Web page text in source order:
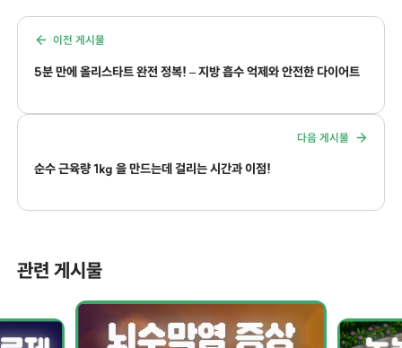
이전 게시물
5분 만에 올리스타트 완전 정복! – 지방 흡수 억제와 안전한 다이어트
다음 게시물
순수 근육량 1kg 을 만드는데 걸리는 시간과 이점!
관련 게시물